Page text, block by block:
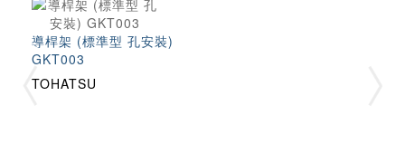
導桿架 (標準型 孔安裝)
GKT003
TOHATSU